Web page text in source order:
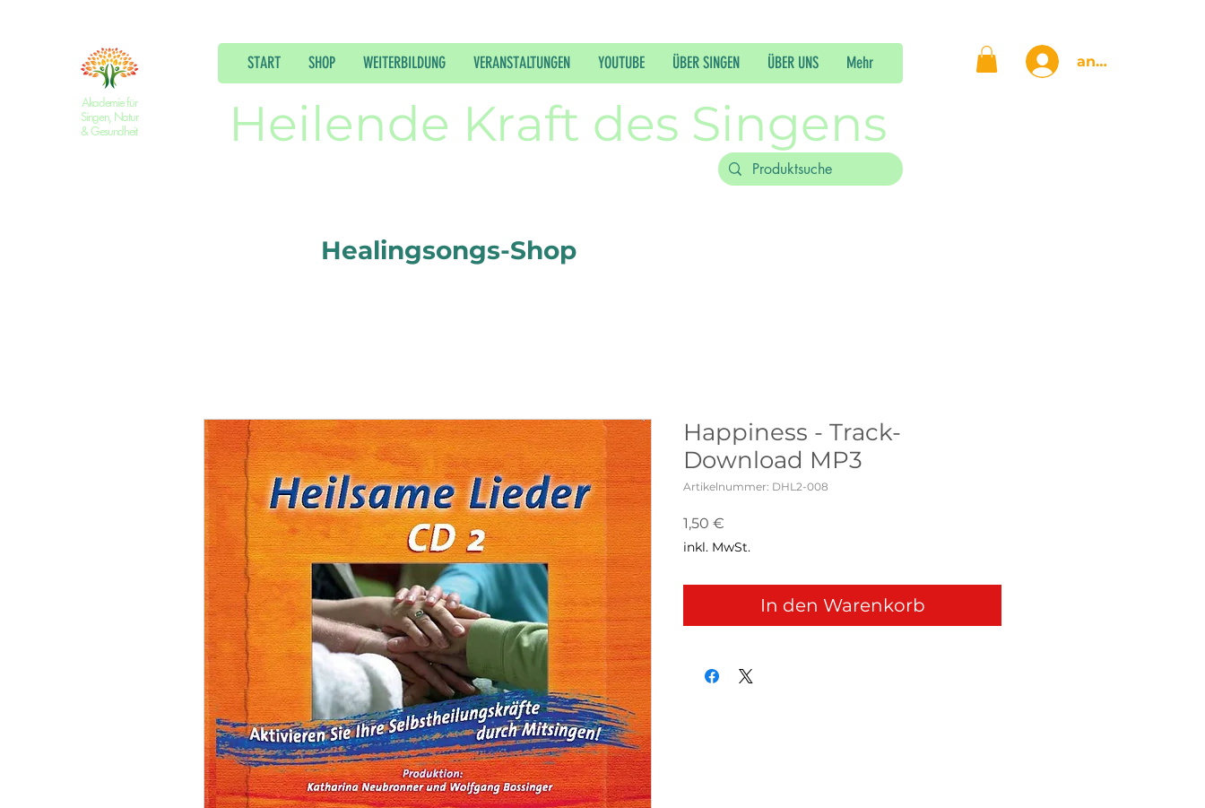
Akademie für
Singen, Natur
& Gesundheit
START SHOP WEITERBILDUNG VERANSTALTUNGEN YOUTUBE ÜBER SINGEN ÜBER UNS Mehr
Heilende Kraft des Singens
anmelden
Healingsongs-Shop
Happiness - Track-
Download MP3
Artikelnummer: DHL2-008
1,50 €
inkl. MwSt.
In den Warenkorb